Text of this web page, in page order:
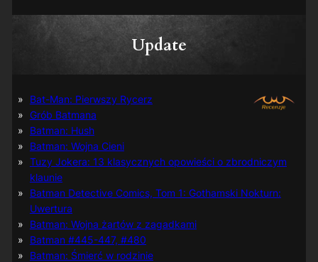
Update
Bat-Man: Pierwszy Rycerz
Grób Batmana
Batman: Hush
Batman: Wojna Cieni
Tuzy Jokera: 13 klasycznych opowieści o zbrodniczym
klaunie
Batman Detective Comics, Tom 1: Gothamski Nokturn:
Uwertura
Batman: Wojna żartów z zagadkami
Batman #445-447, #480
Batman: Śmierć w rodzinie